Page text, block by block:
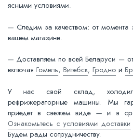
ясными условиями.
— Следим за качеством: от момента
вашем магазине.
— Доставляем по всей Беларуси —
включая Гомель, Витебск, Гродно и
У нас свой склад,
рефрижераторные машины. Мы
приедет в свежем виде — и в
Ознакомьтесь с условиями доставки
Будем рады сотрудничеству.